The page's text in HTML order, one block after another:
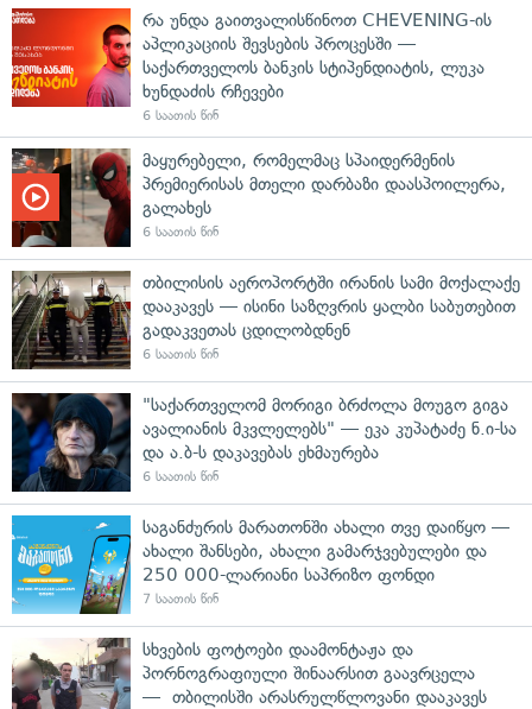
რა უნდა გაითვალისწინოთ CHEVENING-ის
აპლიკაციის შევსების პროცესში —
საქართველოს ბანკის სტიპენდიატის, ლუკა
ხუნდაძის რჩევები
6 საათის წინ
მაყურებელი, რომელმაც სპაიდერმენის
პრემიერისას მთელი დარბაზი დაასპოილერა,
გალახეს
6 საათის წინ
თბილისის აეროპორტში ირანის სამი მოქალაქე
დააკავეს — ისინი საზღვრის ყალბი საბუთებით
გადაკვეთას ცდილობდნენ
6 საათის წინ
"საქართველომ მორიგი ბრძოლა მოუგო გიგა
ავალიანის მკვლელებს" — ეკა კუპატაძე ნ.ი-სა
და ა.ბ-ს დაკავებას ეხმაურება
6 საათის წინ
საგანძურის მარათონში ახალი თვე დაიწყო —
ახალი შანსები, ახალი გამარჯვებულები და
250 000-ლარიანი საპრიზო ფონდი
7 საათის წინ
სხვების ფოტოები დაამონტაჟა და
პორნოგრაფიული შინაარსით გაავრცელა
— თბილისში არასრულწლოვანი დააკავეს